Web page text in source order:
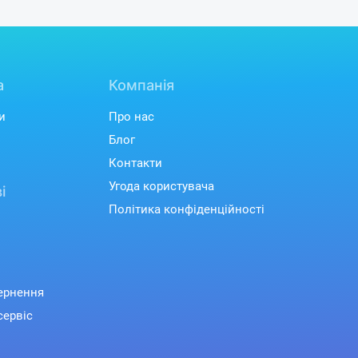
Компанія
Про нас
Блог
Контакти
Угода користувача
Політика конфіденційності